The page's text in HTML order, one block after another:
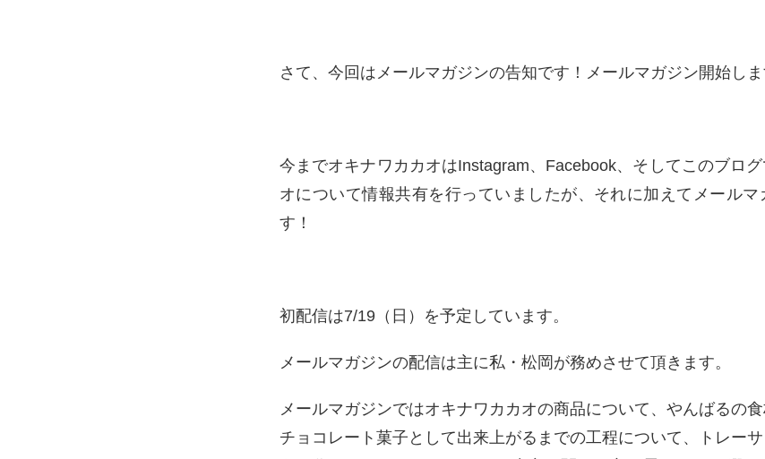
さて、今回はメールマガジンの告知です！メールマガジン開始しま
今までオキナワカカオはInstagram、Facebook、そしてこのブロ
オについて情報共有を行っていましたが、それに加えてメールマ
す！
初配信は7/19（日）を予定しています。
メールマガジンの配信は主に私・松岡が務めさせて頂きます。
メールマガジンではオキナワカカオの商品について、やんばるの食
チョコレート菓子として出来上がるまでの工程について、トレー